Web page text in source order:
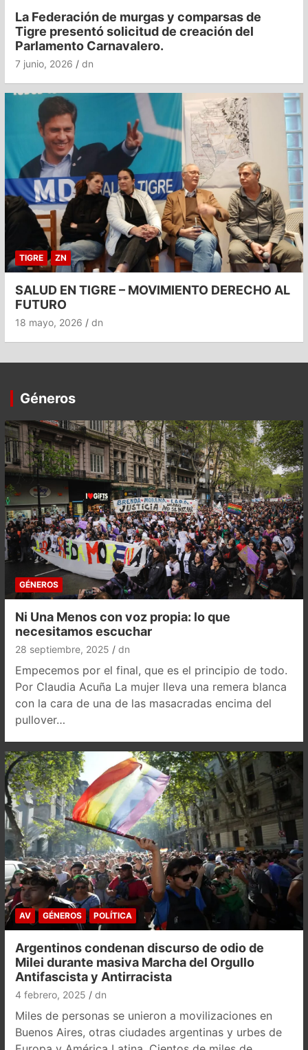
La Federación de murgas y comparsas de
Tigre presentó solicitud de creación del
Parlamento Carnavalero.
7 junio, 2026 dn
TIGRE ZN
SALUD EN TIGRE – MOVIMIENTO DERECHO AL
FUTURO
18 mayo, 2026 dn
Géneros
GÉNEROS
Ni Una Menos con voz propia: lo que
necesitamos escuchar
28 septiembre, 2025 dn
Empecemos por el final, que es el principio de todo.
Por Claudia Acuña La mujer lleva una remera blanca
con la cara de una de las masacradas encima del
pullover…
AV GÉNEROS POLÍTICA
Argentinos condenan discurso de odio de
Milei durante masiva Marcha del Orgullo
Antifascista y Antirracista
4 febrero, 2025 dn
Miles de personas se unieron a movilizaciones en
Buenos Aires, otras ciudades argentinas y urbes de